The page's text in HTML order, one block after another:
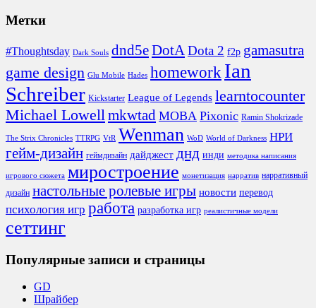
Метки
#Thoughtsday Dark Souls dnd5eDotADota 2 f2p gamasutra
game design Glu Mobile Hades homework Ian
Schreiber Kickstarter League of Legends learntocounter
Michael Lowell mkwtad MOBA Pixonic Ramin Shokrizade
The Strix Chronicles TTRPG VtR Wenman WoD World of Darkness НРИ
гейм-дизайн геймдизайн дайджест днд инди методика написания
игрового сюжета миростроение монетизация нарратив нарративный
дизайн настольные ролевые игры новости перевод
психология игр работа разработка игр реалистичные модели
сеттинг
Популярные записи и страницы
GD
Шрайбер